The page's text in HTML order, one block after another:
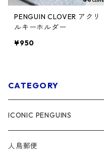
PENGUIN CLOVER アクリ
ルキーホルダー
¥950
CATEGORY
ICONIC PENGUINS
人鳥郵便